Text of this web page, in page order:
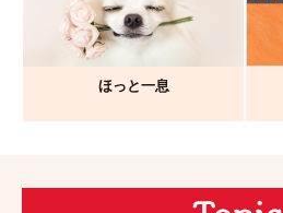
ほっと一息